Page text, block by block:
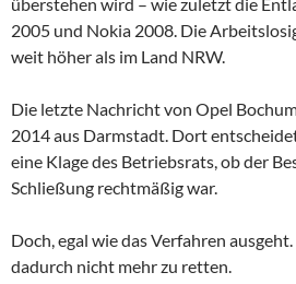
2005 und Nokia 2008. Die
weit höher als im Land NRW.
Die letzte Nachricht von Opel
2014 aus Darmstadt. Dort
eine Klage des Betriebsrats, ob der
Schließung rechtmäßig war.
Doch, egal wie das Verfahren
dadurch nicht mehr zu retten.